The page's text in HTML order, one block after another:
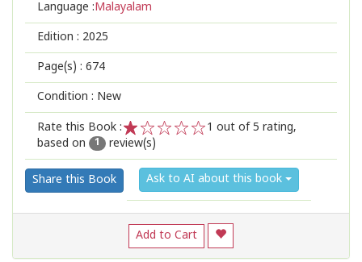
Language :Malayalam
Edition : 2025
Page(s) : 674
Condition : New
Rate this Book :
2
1
1 out of 5 rating,
based on
1 review(s)
Share this Book Ask to AI about this book
Add to Cart